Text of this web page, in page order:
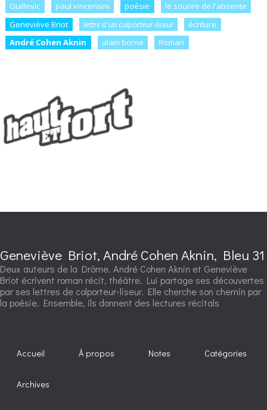
Guillevic paul vincensini poésie
le sourire de l'absente
Geneviève Briot
lettre d'un colporteur-liseur
écriture
André Cohen Aknin
alain borne Roman
Geneviève Briot, André Cohen Aknin, Bleu 31
Deux auteurs de la Drôme. André Cohen Aknin et Geneviève
Briot écrivent roman récit, théâtre. Lui partage ses découvertes
par ses lettres de colporteur-liseur. Elle cherche son chemin par
la poésie. Ensemble, ils donnent des lectures récitals
Accueil À propos Notes Catégories
Archives